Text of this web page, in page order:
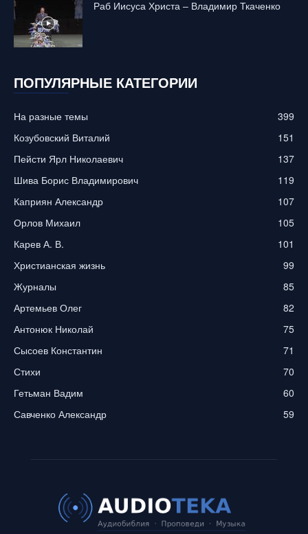
Раб Иисуса Христа – Владимир Ткаченко
ПОПУЛЯРНЫЕ КАТЕГОРИИ
На разные темы
399
Козубовский Виталий
151
Пейсти Ярл Николаевич
137
Шива Борис Владимирович
119
Каприян Александр
107
Орлов Михаил
105
Карев А. В.
101
Христианская жизнь
99
Журналы
85
Артемьев Олег
82
Антонюк Николай
75
Сысоев Константин
71
Стихи
70
Гетьман Вадим
60
Савченко Александр
59